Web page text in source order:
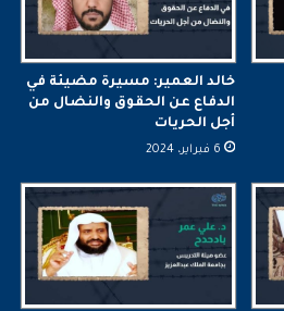
خالد العمير: مسيرة مضيئة في
الدفاع عن الحقوق والنضال من
أجل الحريات
6 فبراير، 2024